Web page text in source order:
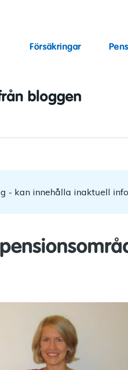
Försäkringar
bloggen
- kan innehålla inaktuell